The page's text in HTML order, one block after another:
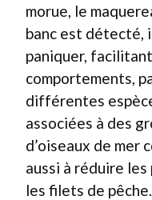
morue, le
banc est détecté,
paniquer,
comportements,
différentes
associées à des
d’oiseaux de mer
aussi à réduire
les filets de pêche.